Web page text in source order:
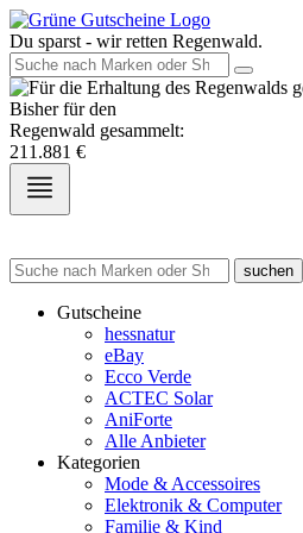
Du sparst - wir retten Regenwald.
Bisher für den
Regenwald gesammelt:
211.881 €
suchen
Gutscheine
hessnatur
eBay
Ecco Verde
ACTEC Solar
AniForte
Alle Anbieter
Kategorien
Mode & Accessoires
Elektronik & Computer
Familie & Kind